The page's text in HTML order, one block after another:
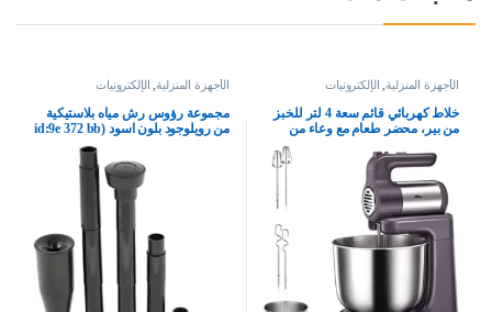
الأجهزة المنزلية, الإلكترونيات
خلاط كهربائي قائم سعة 4 لتر للخبز
من بير، محضر طعام مع وعاء من
الستانلس ستيل – خلاط محمول باليد
300 واط، 5 سرعات لخفق البيض
والعجين والكريمة للمطبخ والمنزل
الأجهزة المنزلية, الإلكترونيات
مجموعة رؤوس رش مياه بلاستيكية
من رويلوجود بلون اسود (id:9e 372 bb